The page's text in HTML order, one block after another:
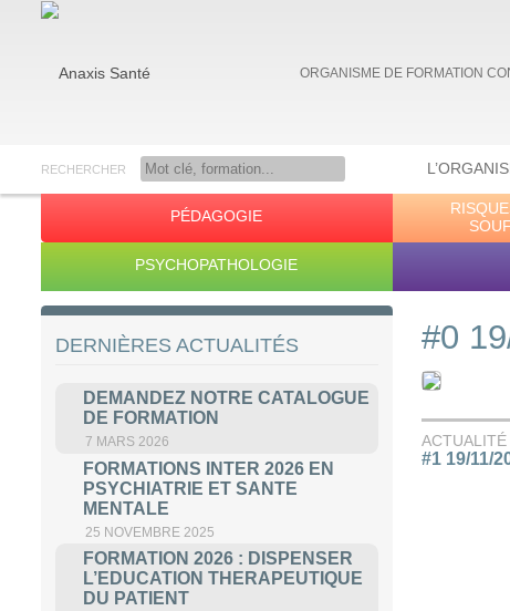
ORGANISME DE FORMATION
RECHERCHER
PÉDAGOGIE
PSYCHOPATHOLOGIE
#0
#1 19/11/
DERNIÈRES ACTUALITÉS
DEMANDEZ NOTRE CATALOGUE
DE FORMATION
7 MARS 2026
FORMATIONS INTER 2026 EN
PSYCHIATRIE ET SANTE
MENTALE
25 NOVEMBRE 2025
FORMATION 2026 : DISPENSER
L’EDUCATION THERAPEUTIQUE
DU PATIENT